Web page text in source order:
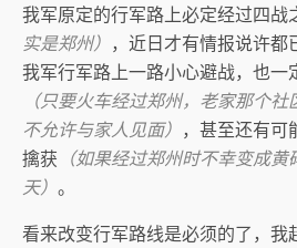
我军原定的行军路上必定经过四战
实是郑州） ，近日才有情报说许
我军行军路上一路小心避战，也一
（只要火车经过郑州，老家那个
不允许与家人见面） ，甚至还有可
擒获 （如果经过郑州时不幸变成
天） 。
看来改变行军路线是必须的了，我